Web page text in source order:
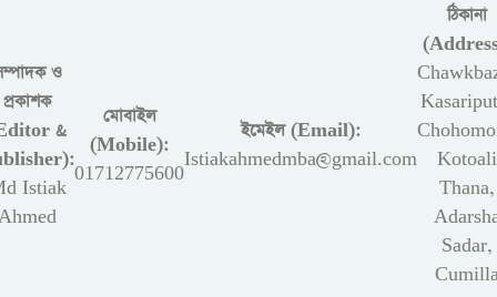
ও
প্রকাশক
&
Istiak
মোবাইল
(Mobile):
01712775600
ইমেইল (Email):
Istiakahmedmba@gmail.com
ঠিকানা
Kotoali
Thana,
Sadar,